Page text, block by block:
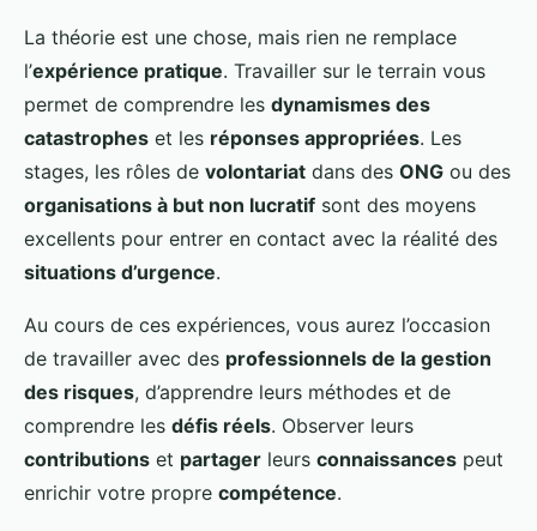
La théorie est une chose, mais rien ne remplace
l’expérience pratique. Travailler sur le terrain vous
permet de comprendre les dynamismes des
catastrophes et les réponses appropriées. Les
stages, les rôles de volontariat dans des ONG ou des
organisations à but non lucratif sont des moyens
excellents pour entrer en contact avec la réalité des
situations d’urgence.
Au cours de ces expériences, vous aurez l’occasion
de travailler avec des professionnels de la gestion
des risques, d’apprendre leurs méthodes et de
comprendre les défis réels. Observer leurs
contributions et partager leurs connaissances peut
enrichir votre propre compétence.